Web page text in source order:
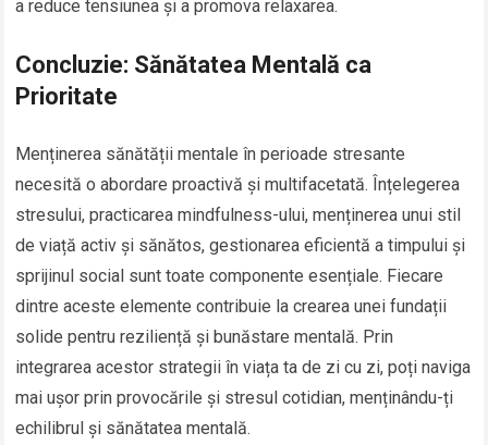
a reduce tensiunea și a promova relaxarea.
Concluzie: Sănătatea Mentală ca
Prioritate
Menținerea sănătății mentale în perioade stresante
necesită o abordare proactivă și multifacetată. Înțelegerea
stresului, practicarea mindfulness-ului, menținerea unui stil
de viață activ și sănătos, gestionarea eficientă a timpului și
sprijinul social sunt toate componente esențiale. Fiecare
dintre aceste elemente contribuie la crearea unei fundații
solide pentru reziliență și bunăstare mentală. Prin
integrarea acestor strategii în viața ta de zi cu zi, poți naviga
mai ușor prin provocările și stresul cotidian, menținându-ți
echilibrul și sănătatea mentală.